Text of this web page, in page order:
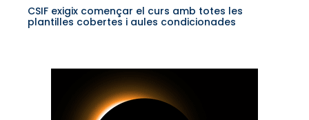
CSIF exigix començar el curs amb totes les
plantilles cobertes i aules condicionades